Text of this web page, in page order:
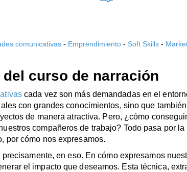
comunicativas - Emprendimiento - Soft Skills -
curso de narración
cada vez son más demandadas en el
con grandes conocimientos, sino que
de manera atractiva. Pero, ¿cómo
compañeros de trabajo? Todo pasa por
por cómo nos expresamos.
precisamente, en eso. En cómo expresamos
el impacto que deseamos. Esta técnica,